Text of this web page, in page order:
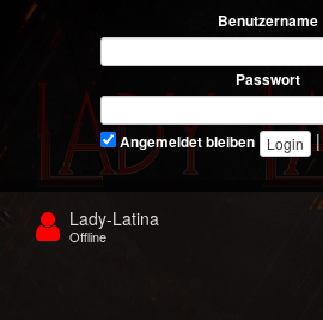
Benutzername
Passwort
Angemeldet bleiben |
Lady-Latina
Offline